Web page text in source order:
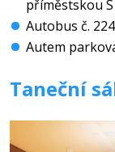
příměstskou
Autobus č.
Autem
Taneční